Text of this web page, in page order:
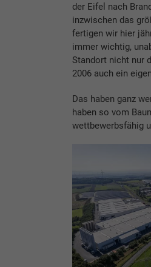
der Eifel nach
inzwischen das
fertigen wir hier
immer wichtig,
Standort nicht nur
2006 auch ein
Das haben ganz
haben so vom
wettbewerbsfähig